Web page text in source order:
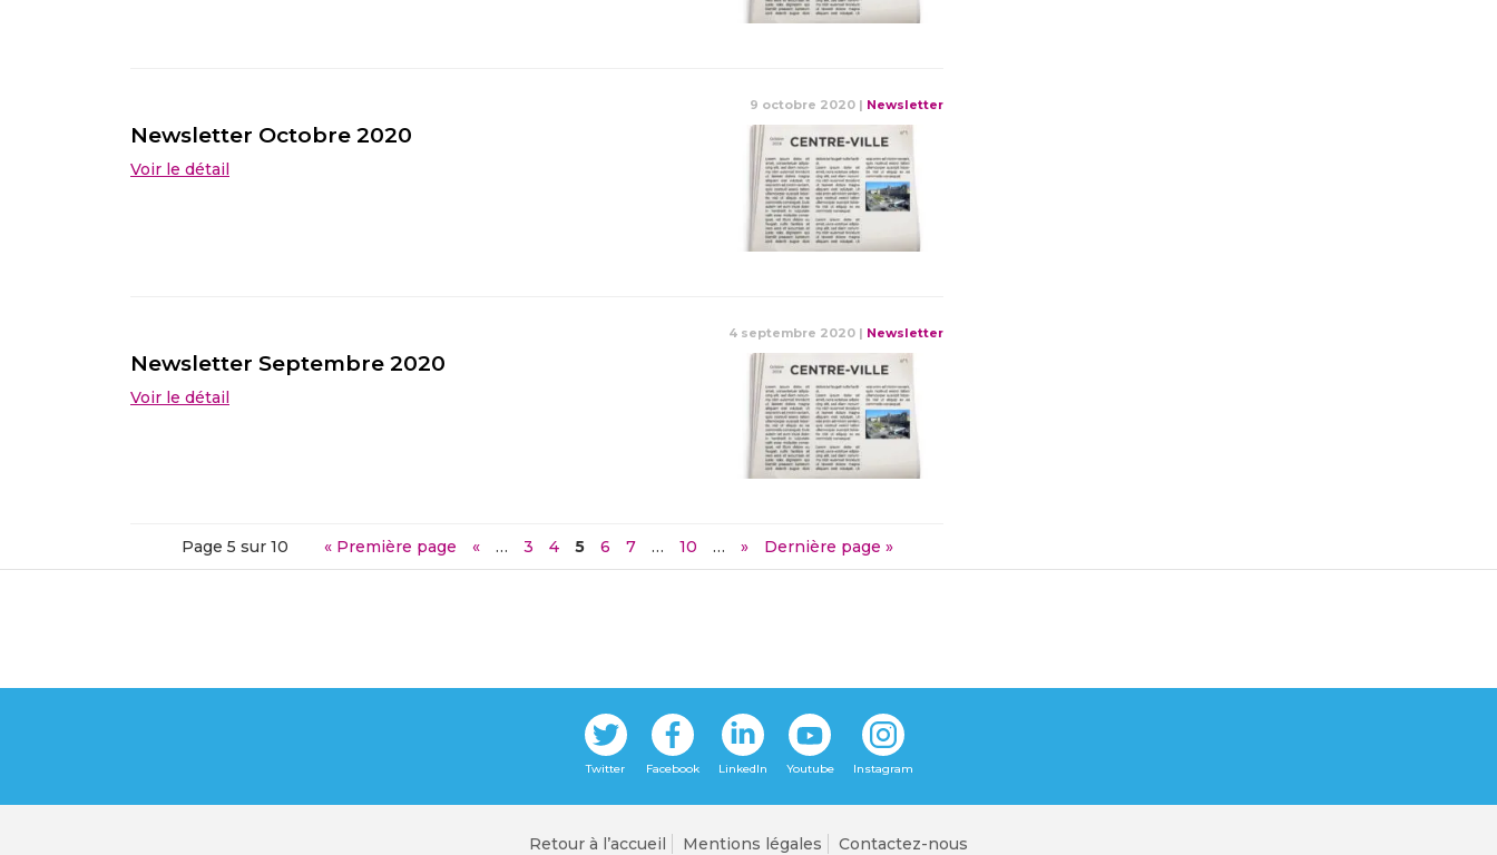
9 octobre 2020| Newsletter
Newsletter Octobre 2020
Voir le détail
4 septembre 2020| Newsletter
Newsletter Septembre 2020
Voir le détail
Page 5 sur 10 « Première page « … 3 4 5 6 7 … 10 … » Dernière page »
Retour à l’accueil Mentions légales Contactez-nous